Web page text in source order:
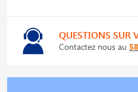
QUESTIONS SUR
Contactez nous au